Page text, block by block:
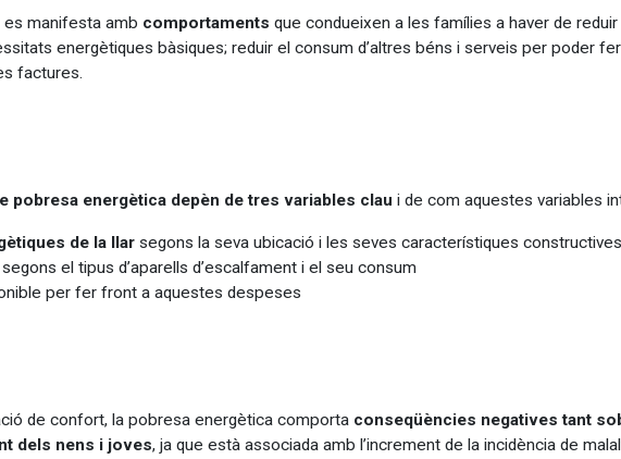
manifesta amb comportaments que condueixen a les famílies a haver de
energètiques bàsiques; reduir el consum d’altres béns i serveis per poder
factures.
pobresa energètica depèn de tres variables clau i de com aquestes variables
de la llar segons la seva ubicació i les seves característiques constructives
segons el tipus d’aparells d’escalfament i el seu consum
per fer front a aquestes despeses
de confort, la pobresa energètica comporta conseqüències negatives tant
dels nens i joves, ja que està associada amb l’increment de la incidència de